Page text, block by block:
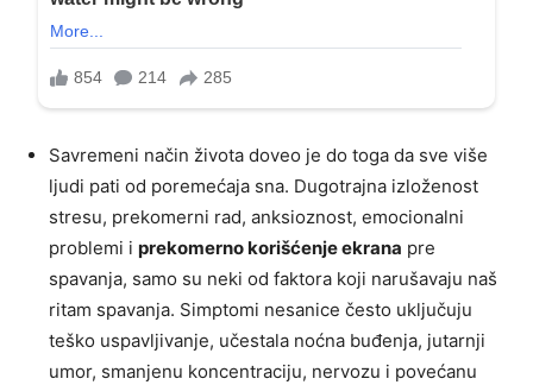
Savremeni način života doveo je do toga da sve više
ljudi pati od poremećaja sna. Dugotrajna izloženost
stresu, prekomerni rad, anksioznost, emocionalni
problemi i prekomerno korišćenje ekrana pre
spavanja, samo su neki od faktora koji narušavaju naš
ritam spavanja. Simptomi nesanice često uključuju
teško uspavljivanje, učestala noćna buđenja, jutarnji
umor, smanjenu koncentraciju, nervozu i povećanu